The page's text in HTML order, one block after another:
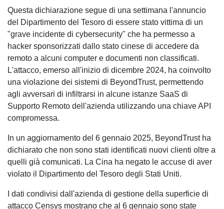
Questa dichiarazione segue di una settimana l'annuncio
del Dipartimento del Tesoro di essere stato vittima di un
"grave incidente di cybersecurity" che ha permesso a
hacker sponsorizzati dallo stato cinese di accedere da
remoto a alcuni computer e documenti non classificati.
L'attacco, emerso all'inizio di dicembre 2024, ha coinvolto
una violazione dei sistemi di BeyondTrust, permettendo
agli avversari di infiltrarsi in alcune istanze SaaS di
Supporto Remoto dell'azienda utilizzando una chiave API
compromessa.
In un aggiornamento del 6 gennaio 2025, BeyondTrust ha
dichiarato che non sono stati identificati nuovi clienti oltre a
quelli già comunicati. La Cina ha negato le accuse di aver
violato il Dipartimento del Tesoro degli Stati Uniti.
I dati condivisi dall'azienda di gestione della superficie di
attacco Censys mostrano che al 6 gennaio sono state